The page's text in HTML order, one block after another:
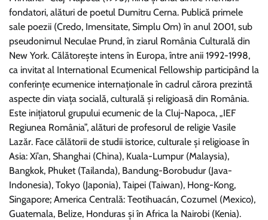
fondatori, alături de poetul Dumitru Cerna. Publică primele
sale poezii (Credo, Imensitate, Simplu Om) în anul 2001, sub
pseudonimul Neculae Prund, în ziarul România Culturală din
New York. Călătorește intens în Europa, între anii 1992-1998,
ca invitat al International Ecumenical Fellowship participând la
conferințe ecumenice internaționale în cadrul cărora prezintă
aspecte din viața socială, culturală și religioasă din România.
Este inițiatorul grupului ecumenic de la Cluj-Napoca, „IEF
Regiunea România”, alături de profesorul de religie Vasile
Lazăr. Face călătorii de studii istorice, culturale și religioase în
Asia: Xi’an, Shanghai (China), Kuala-Lumpur (Malaysia),
Bangkok, Phuket (Tailanda), Bandung-Borobudur (Java-
Indonesia), Tokyo (Japonia), Taipei (Taiwan), Hong-Kong,
Singapore; America Centrală: Teotihuacán, Cozumel (Mexico),
Guatemala, Belize, Honduras și în Africa la Nairobi (Kenia).